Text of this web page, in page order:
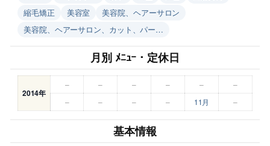
縮毛矯正
美容室
美容院、ヘアーサロン
美容院、ヘアーサロン、カット、パー…
月別 ﾒﾆｭｰ・定休日
2014年
– – – – –
–
–
– – – 11月 –
基本情報